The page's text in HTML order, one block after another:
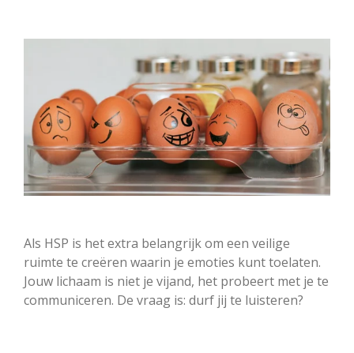
Als HSP is het extra belangrijk om een veilige
ruimte te creëren waarin je emoties kunt toelaten.
Jouw lichaam is niet je vijand, het probeert met je te
communiceren. De vraag is: durf jij te luisteren?